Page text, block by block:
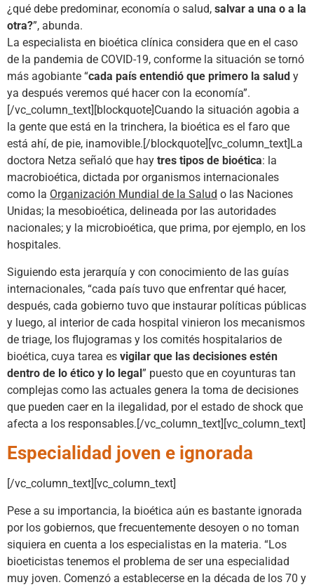
¿qué debe predominar, economía o salud, salvar a una o a la
otra?”, abunda.
La especialista en bioética clínica considera que en el caso
de la pandemia de COVID-19, conforme la situación se tornó
más agobiante “cada país entendió que primero la salud y
ya después veremos qué hacer con la economía”.
[/vc_column_text][blockquote]Cuando la situación agobia a
la gente que está en la trinchera, la bioética es el faro que
está ahí, de pie, inamovible.[/blockquote][vc_column_text]La
doctora Netza señaló que hay tres tipos de bioética: la
macrobioética, dictada por organismos internacionales
como la Organización Mundial de la Salud o las Naciones
Unidas; la mesobioética, delineada por las autoridades
nacionales; y la microbioética, que prima, por ejemplo, en los
hospitales.
Siguiendo esta jerarquía y con conocimiento de las guías
internacionales, “cada país tuvo que enfrentar qué hacer,
después, cada gobierno tuvo que instaurar políticas públicas
y luego, al interior de cada hospital vinieron los mecanismos
de triage, los flujogramas y los comités hospitalarios de
bioética, cuya tarea es vigilar que las decisiones estén
dentro de lo ético y lo legal” puesto que en coyunturas tan
complejas como las actuales genera la toma de decisiones
que pueden caer en la ilegalidad, por el estado de shock que
afecta a los responsables.[/vc_column_text][vc_column_text]
Especialidad joven e ignorada
[/vc_column_text][vc_column_text]
Pese a su importancia, la bioética aún es bastante ignorada
por los gobiernos, que frecuentemente desoyen o no toman
siquiera en cuenta a los especialistas en la materia. “Los
bioeticistas tenemos el problema de ser una especialidad
muy joven. Comenzó a establecerse en la década de los 70 y